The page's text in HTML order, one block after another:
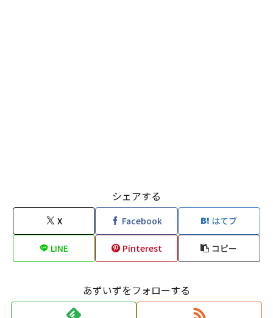
シェアする
X Facebook はてブ
LINE Pinterest コピー
あずいずをフォローする